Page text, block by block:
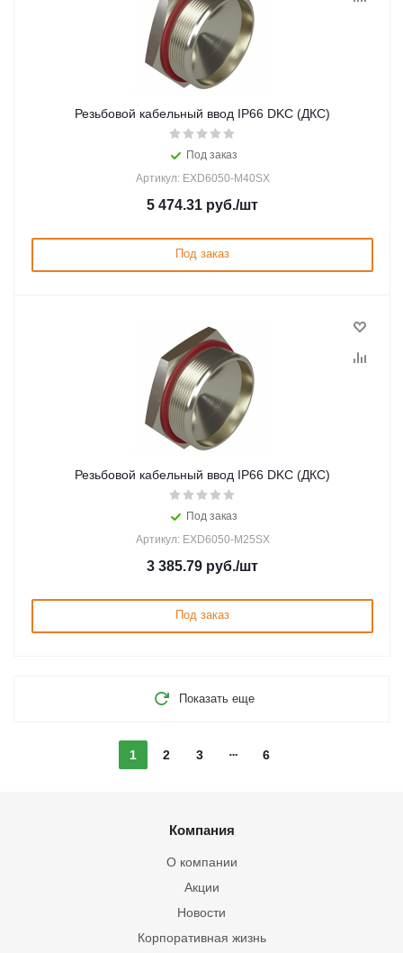
Резьбовой кабельный ввод IP66 DKC (ДКС)
Под заказ
Артикул: EXD6050-M40SX
5 474.31 руб./шт
Под заказ
Резьбовой кабельный ввод IP66 DKC (ДКС)
Под заказ
Артикул: EXD6050-M25SX
3 385.79 руб./шт
Под заказ
Показать еще
1 2 3 6
Компания
О компании
Акции
Новости
Корпоративная жизнь